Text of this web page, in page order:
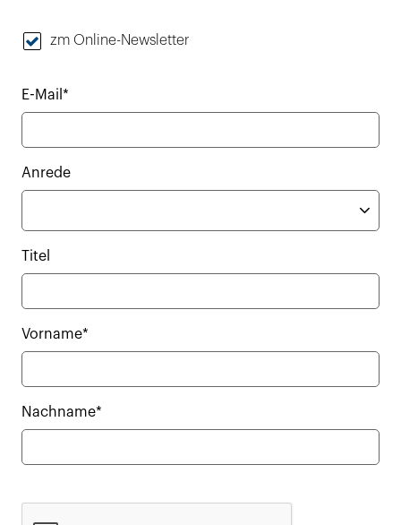
zm Online-Newsletter
E-Mail*
Anrede
Titel
Vorname*
Nachname*